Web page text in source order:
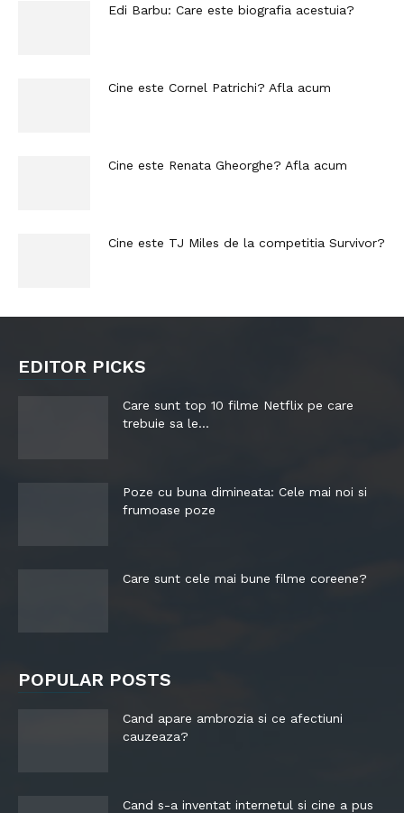
Edi Barbu: Care este biografia acestuia?
Cine este Cornel Patrichi? Afla acum
Cine este Renata Gheorghe? Afla acum
Cine este TJ Miles de la competitia Survivor?
EDITOR PICKS
Care sunt top 10 filme Netflix pe care
trebuie sa le...
Poze cu buna dimineata: Cele mai noi si
frumoase poze
Care sunt cele mai bune filme coreene?
POPULAR POSTS
Cand apare ambrozia si ce afectiuni
cauzeaza?
Cand s-a inventat internetul si cine a pus